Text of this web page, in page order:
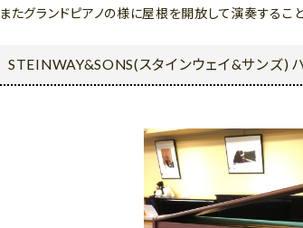
またグランドピアノの様に屋根を開放して演奏するこ
STEINWAY&SONS(スタインウェイ&サンズ)